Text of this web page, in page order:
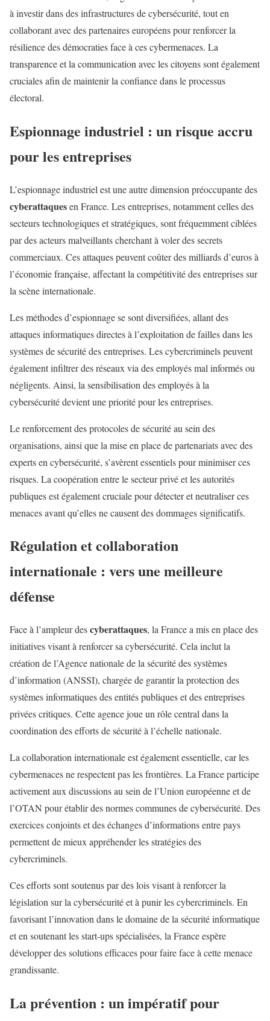
à investir dans des infrastructures de cybersécurité, tout en
collaborant avec des partenaires européens pour renforcer la
résilience des démocraties face à ces cybermenaces. La
transparence et la communication avec les citoyens sont également
cruciales afin de maintenir la confiance dans le processus
électoral.
Espionnage industriel : un risque accru
pour les entreprises
L’espionnage industriel est une autre dimension préoccupante des
cyberattaquesen France. Les entreprises, notamment celles des
secteurs technologiques et stratégiques, sont fréquemment ciblées
par des acteurs malveillants cherchant à voler des secrets
commerciaux. Ces attaques peuvent coûter des milliards d’euros à
l’économie française, affectant la compétitivité des entreprises sur
la scène internationale.
Les méthodes d’espionnage se sont diversifiées, allant des
attaques informatiques directes à l’exploitation de failles dans les
systèmes de sécurité des entreprises. Les cybercriminels peuvent
également infiltrer des réseaux via des employés mal informés ou
négligents. Ainsi, la sensibilisation des employés à la
cybersécurité devient une priorité pour les entreprises.
Le renforcement des protocoles de sécurité au sein des
organisations, ainsi que la mise en place de partenariats avec des
experts en cybersécurité, s’avèrent essentiels pour minimiser ces
risques. La coopération entre le secteur privé et les autorités
publiques est également cruciale pour détecter et neutraliser ces
menaces avant qu’elles ne causent des dommages significatifs.
Régulation et collaboration
internationale : vers une meilleure
défense
Face à l’ampleur descyberattaques, la France a mis en place des
initiatives visant à renforcer sa cybersécurité. Cela inclut la
création de l’Agence nationale de la sécurité des systèmes
d’information (ANSSI), chargée de garantir la protection des
systèmes informatiques des entités publiques et des entreprises
privées critiques. Cette agence joue un rôle central dans la
coordination des efforts de sécurité à l’échelle nationale.
La collaboration internationale est également essentielle, car les
cybermenaces ne respectent pas les frontières. La France participe
activement aux discussions au sein de l’Union européenne et de
l’OTAN pour établir des normes communes de cybersécurité. Des
exercices conjoints et des échanges d’informations entre pays
permettent de mieux appréhender les stratégies des
cybercriminels.
Ces efforts sont soutenus par des lois visant à renforcer la
législation sur la cybersécurité et à punir les cybercriminels. En
favorisant l’innovation dans le domaine de la sécurité informatique
et en soutenant les start-ups spécialisées, la France espère
développer des solutions efficaces pour faire face à cette menace
grandissante.
La prévention : un impératif pour